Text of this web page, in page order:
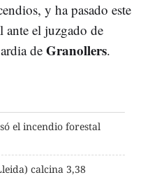
y ha pasado este
el juzgado de
de Granollers.
el incendio forestal
calcina 3,38